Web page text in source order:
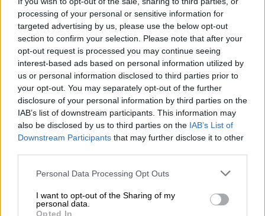
processing of your personal or sensitive information for
targeted advertising by us, please use the below opt-out
section to confirm your selection. Please note that after your
opt-out request is processed you may continue seeing
interest-based ads based on personal information utilized by
us or personal information disclosed to third parties prior to
your opt-out. You may separately opt-out of the further
disclosure of your personal information by third parties on the
IAB’s list of downstream participants. This information may
also be disclosed by us to third parties on the IAB’s List of
Downstream Participants that may further disclose it to other
Please note that this website/app uses one or more Google
not limited to your visit or usage behaviour. You may click to
grant or deny consent to Google and its third-party tags to
Personal Data Processing Opt Outs
I want to opt-out of the Sharing of my
personal data.
Opted In
φωτισμούς και όλο τον εξοπλισμό
παρασύρθηκε από τον δυνατό άνεμο